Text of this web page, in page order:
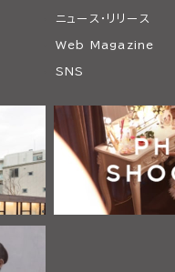
ニュース・リリース
Web Magazine
SNS